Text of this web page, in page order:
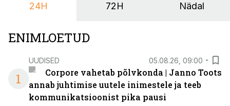
24H 72H Nädal
ENIMLOETUD
1
UUDISED 05.08.26, 09:00
Corpore vahetab põlvkonda | Janno Toots
annab juhtimise uutele inimestele ja teeb
kommunikatsioonist pika pausi